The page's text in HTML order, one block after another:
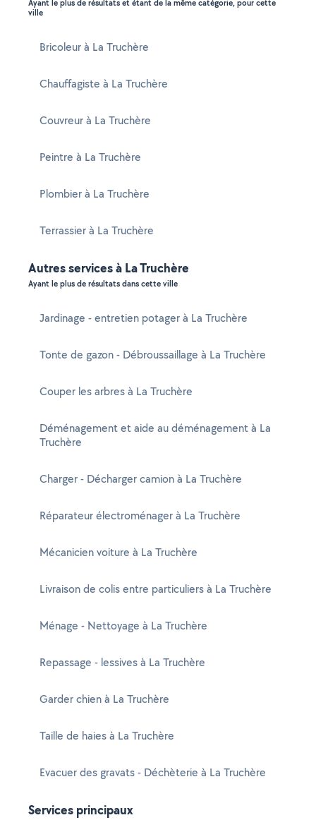
Ayant le plus de résultats et étant de la même catégorie, pour cette
ville
Bricoleur à La Truchère
Chauffagiste à La Truchère
Couvreur à La Truchère
Peintre à La Truchère
Plombier à La Truchère
Terrassier à La Truchère
Autres services à La Truchère
Ayant le plus de résultats dans cette ville
Jardinage - entretien potager à La Truchère
Tonte de gazon - Débroussaillage à La Truchère
Couper les arbres à La Truchère
Déménagement et aide au déménagement à La
Truchère
Charger - Décharger camion à La Truchère
Réparateur électroménager à La Truchère
Mécanicien voiture à La Truchère
Livraison de colis entre particuliers à La Truchère
Ménage - Nettoyage à La Truchère
Repassage - lessives à La Truchère
Garder chien à La Truchère
Taille de haies à La Truchère
Evacuer des gravats - Déchèterie à La Truchère
Services principaux